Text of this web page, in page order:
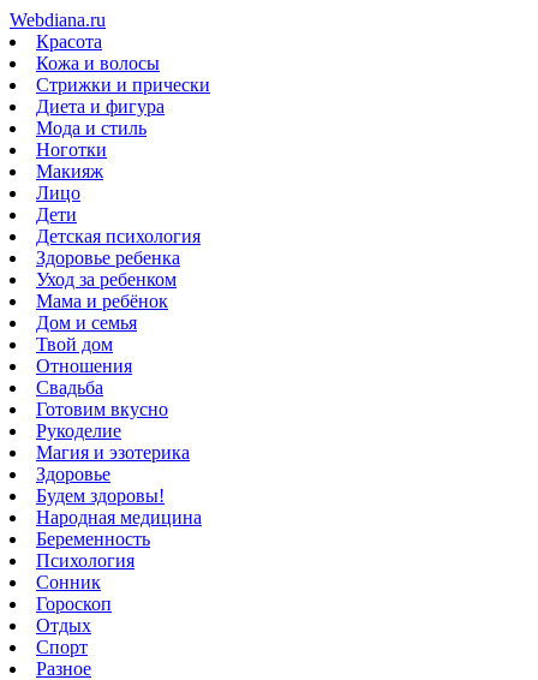
Webdiana.ru
Красота
Кожа и волосы
Стрижки и прически
Диета и фигура
Мода и стиль
Ноготки
Макияж
Лицо
Дети
Детская психология
Здоровье ребенка
Уход за ребенком
Мама и ребёнок
Дом и семья
Твой дом
Отношения
Свадьба
Готовим вкусно
Рукоделие
Магия и эзотерика
Здоровье
Будем здоровы!
Народная медицина
Беременность
Психология
Сонник
Гороскоп
Отдых
Спорт
Разное